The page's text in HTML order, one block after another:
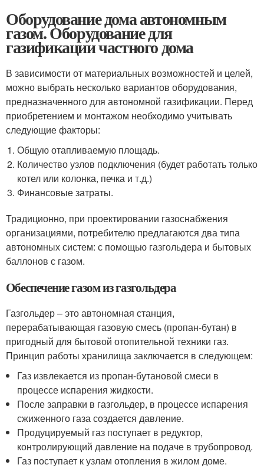
Оборудование дома автономным
газом. Оборудование для
газификации частного дома
В зависимости от материальных возможностей и целей,
можно выбрать несколько вариантов оборудования,
предназначенного для автономной газификации. Перед
приобретением и монтажом необходимо учитывать
следующие факторы:
Общую отапливаемую площадь.
Количество узлов подключения (будет работать только
котел или колонка, печка и т.д.)
Финансовые затраты.
Традиционно, при проектировании газоснабжения
организациями, потребителю предлагаются два типа
автономных систем: с помощью газгольдера и бытовых
баллонов с газом.
Обеспечение газом из газгольдера
Газгольдер – это автономная станция,
перерабатывающая газовую смесь (пропан-бутан) в
пригодный для бытовой отопительной техники газ.
Принцип работы хранилища заключается в следующем:
Газ извлекается из пропан-бутановой смеси в
процессе испарения жидкости.
После заправки в газгольдер, в процессе испарения
сжиженного газа создается давление.
Продуцируемый газ поступает в редуктор,
контролирующий давление на подаче в трубопровод.
Газ поступает к узлам отопления в жилом доме.